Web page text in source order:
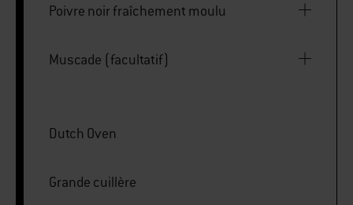
Poivre noir fraîchement moulu
Muscade (facultatif)
Dutch Oven
Grande cuillère